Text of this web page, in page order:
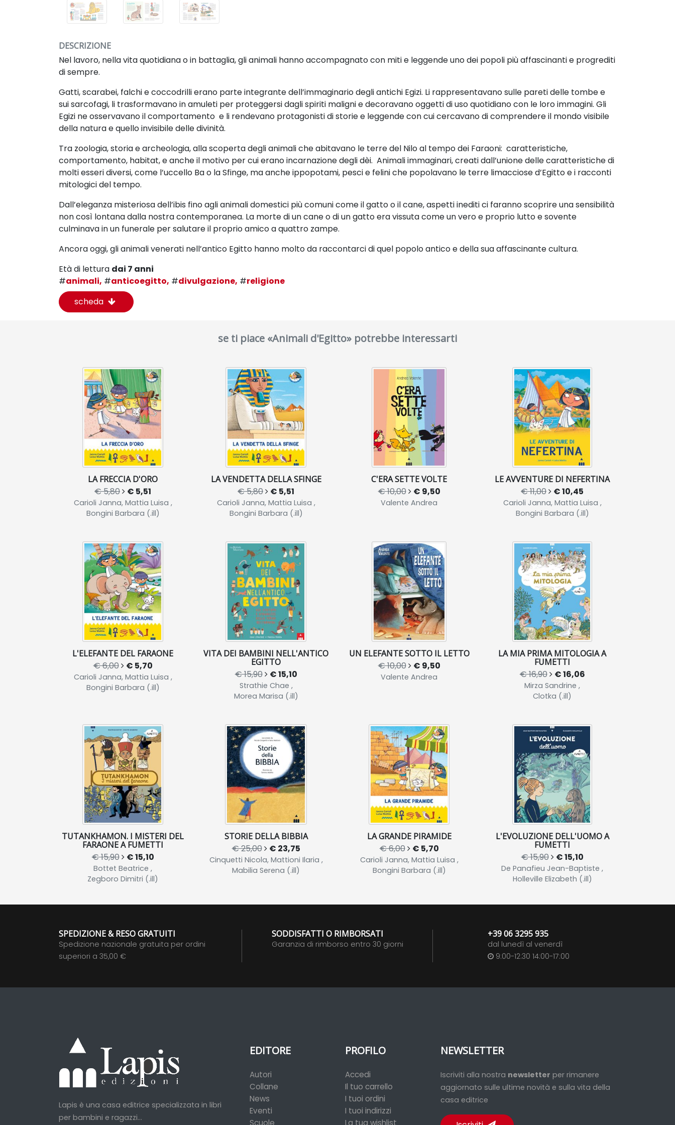
DESCRIZIONE
Nel lavoro, nella vita quotidiana o in battaglia, gli animali hanno accompagnato con miti e leggende uno dei popoli più affascinanti e progrediti
di sempre.
Gatti, scarabei, falchi e coccodrilli erano parte integrante dell’immaginario degli antichi Egizi. Li rappresentavano sulle pareti delle tombe e
sui sarcofagi, li trasformavano in amuleti per proteggersi dagli spiriti maligni e decoravano oggetti di uso quotidiano con le loro immagini. Gli
Egizi ne osservavano il comportamento e li rendevano protagonisti di storie e leggende con cui cercavano di comprendere il mondo visibile
della natura e quello invisibile delle divinità.
Tra zoologia, storia e archeologia, alla scoperta degli animali che abitavano le terre del Nilo al tempo dei Faraoni: caratteristiche,
comportamento, habitat, e anche il motivo per cui erano incarnazione degli dèi. Animali immaginari, creati dall’unione delle caratteristiche di
molti esseri diversi, come l’uccello Ba o la Sfinge, ma anche ippopotami, pesci e felini che popolavano le terre limacciose d’Egitto e i racconti
mitologici del tempo.
Dall’eleganza misteriosa dell’ibis fino agli animali domestici più comuni come il gatto o il cane, aspetti inediti ci faranno scoprire una sensibilità
non così lontana dalla nostra contemporanea. La morte di un cane o di un gatto era vissuta come un vero e proprio lutto e sovente
culminava in un funerale per salutare il proprio amico a quattro zampe.
Ancora oggi, gli animali venerati nell’antico Egitto hanno moltoda raccontarci di quel popolo antico e della sua affascinantecultura.
Età di lettura dai 7 anni
#animali, #anticoegitto, #divulgazione, #religione
scheda
se ti piace «Animali d'Egitto» potrebbe interessarti
LA FRECCIA D'ORO
€ 5,80 € 5,51
Carioli Janna, Mattia Luisa ,
Bongini Barbara (.ill)
LA VENDETTA DELLA SFINGE
€ 5,80 € 5,51
Carioli Janna, Mattia Luisa ,
Bongini Barbara (.ill)
C'ERA SETTE VOLTE
€ 10,00 € 9,50
Valente Andrea
LE AVVENTURE DI NEFERTINA
€ 11,00 € 10,45
Carioli Janna, Mattia Luisa ,
Bongini Barbara (.ill)
L'ELEFANTE DEL FARAONE
€ 6,00 € 5,70
Carioli Janna, Mattia Luisa ,
Bongini Barbara (.ill)
VITA DEI BAMBINI NELL'ANTICO
EGITTO
€ 15,90 € 15,10
Strathie Chae ,
Morea Marisa (.ill)
UN ELEFANTE SOTTO IL LETTO
€ 10,00 € 9,50
Valente Andrea
LA MIA PRIMA MITOLOGIA A
FUMETTI
€ 16,90 € 16,06
Mirza Sandrine ,
Clotka (.ill)
TUTANKHAMON. I MISTERI DEL
FARAONE A FUMETTI
€ 15,90 € 15,10
Bottet Beatrice ,
Zegboro Dimitri (.ill)
STORIE DELLA BIBBIA
€ 25,00 € 23,75
Cinquetti Nicola, Mattioni Ilaria ,
Mabilia Serena (.ill)
LA GRANDE PIRAMIDE
€ 6,00 € 5,70
Carioli Janna, Mattia Luisa ,
Bongini Barbara (.ill)
L'EVOLUZIONE DELL'UOMO A
FUMETTI
€ 15,90 € 15,10
De Panafieu Jean-Baptiste ,
Holleville Elizabeth (.ill)
SPEDIZIONE & RESO GRATUITI
Spedizione nazionale gratuita per ordini
superiori a 35,00 €
SODDISFATTI O RIMBORSATI
Garanzia di rimborso entro 30 giorni
+39 06 3295 935
dal lunedì al venerdì
9:00-12:30 14:00-17:00
Lapis è una casa editrice specializzata in libri
per bambini e ragazzi...
EDITORE
Autori
Collane
News
Eventi
Scuole
PROFILO
Accedi
Il tuo carrello
I tuoi ordini
I tuoi indirizzi
La tua wishlist
NEWSLETTER
Iscriviti alla nostra newsletter per rimanere
aggiornato sulle ultime novità e sulla vita della
casa editrice